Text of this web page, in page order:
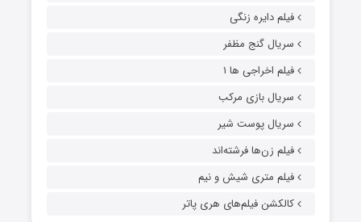
فیلم دایره زنگی
سریال گنج مظفر
فیلم اخراجی ها ۱
سریال بازی مرکب
سریال پوست شیر
فیلم زن‌ها فرشته‌اند
فیلم متری شیش و نیم
کالکشن فیلم‌های هری پاتر